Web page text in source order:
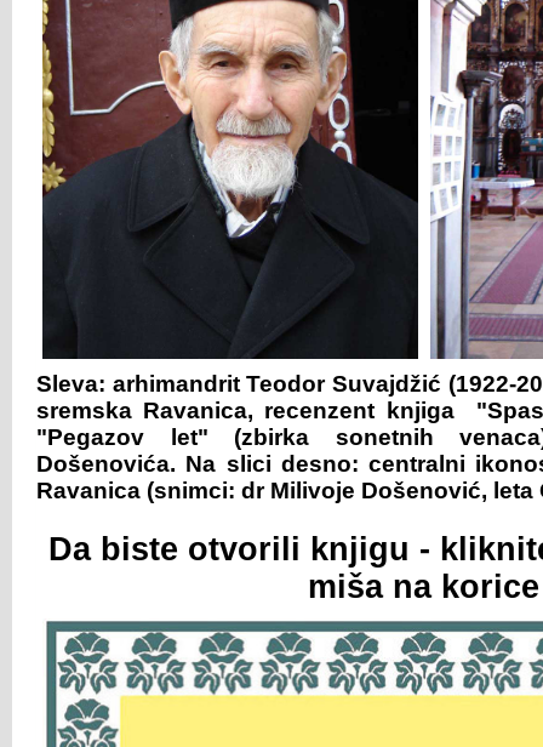
Sleva: arhimandrit Teodor Suvajdžić (1922-
sremska Ravanica, recenzent knjiga
"Pegazov let" (zbirka sonetnih
Došenovića. Na slici desno: centralni
Ravanica (snimci: dr Milivoje Došenović, leta
Da biste otvorili knjigu -
miša na korice